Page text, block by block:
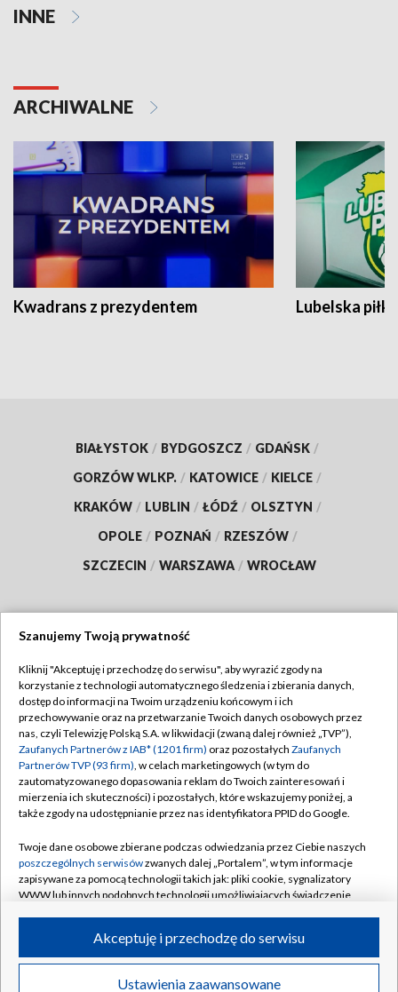
INNE
ARCHIWALNE
Kwadrans z prezydentem Lubelska piłka
BIAŁYSTOK / BYDGOSZCZ / GDAŃSK /
GORZÓW WLKP. / KATOWICE / KIELCE /
KRAKÓW / LUBLIN / ŁÓDŹ / OLSZTYN /
OPOLE / POZNAŃ / RZESZÓW /
SZCZECIN / WARSZAWA / WROCŁAW
TVP
Abonament TVP
Emisja w TVP
Centrum informacji TVP
Naziemna Telewizja Cyfrowa
Rada Programowa
System NOS
Informacje o nadawcy
Program dla prasy
Regulamin TVP
Polityka prywatności
Moje zgody
Pomoc
Kontakt
Kanały
©2026 Telewizja Polska S.A. w likwidacji
Szanujemy Twoją prywatność
Kliknij "Akceptuję i przechodzę do serwisu", aby wyrazić zgody na
korzystanie z technologii automatycznego śledzenia i zbierania danych,
dostęp do informacji na Twoim urządzeniu końcowym i ich
przechowywanie oraz na przetwarzanie Twoich danych osobowych przez
nas, czyli Telewizję Polską S.A. w likwidacji (zwaną dalej również „TVP”),
Zaufanych Partnerów z IAB* (1201 firm) oraz pozostałych Zaufanych
Partnerów TVP (93 firm), w celach marketingowych (w tym do
zautomatyzowanego dopasowania reklam do Twoich zainteresowań i
mierzenia ich skuteczności) i pozostałych, które wskazujemy poniżej, a
także zgody na udostępnianie przez nas identyfikatora PPID do Google.
Twoje dane osobowe zbierane podczas odwiedzania przez Ciebie naszych
poszczególnych serwisówzwanych dalej „Portalem”, w tym informacje
zapisywane za pomocą technologii takich jak: pliki cookie, sygnalizatory
WWW lub innych podobnych technologii umożliwiających świadczenie
ruchu w Internecie.
Twoje dane osobowe zbierane podczas odwiedzania przez Ciebie
Ustawienia zaawansowane
Akceptuję i przechodzę do serwisu